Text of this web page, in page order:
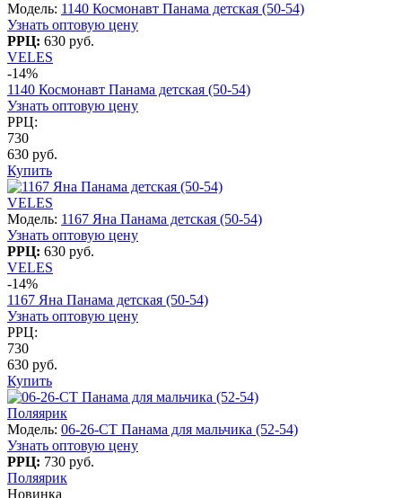
Модель: 1140 Космонавт Панама детская (50-54)
Узнать оптовую цену
РРЦ: 630 руб.
VELES
-14%
1140 Космонавт Панама детская (50-54)
Узнать оптовую цену
РРЦ:
730
630 руб.
Купить
VELES
Модель: 1167 Яна Панама детская (50-54)
Узнать оптовую цену
РРЦ: 630 руб.
VELES
-14%
1167 Яна Панама детская (50-54)
Узнать оптовую цену
РРЦ:
730
630 руб.
Купить
Поляярик
Модель: 06-26-CT Панама для мальчика (52-54)
Узнать оптовую цену
РРЦ: 730 руб.
Поляярик
Новинка